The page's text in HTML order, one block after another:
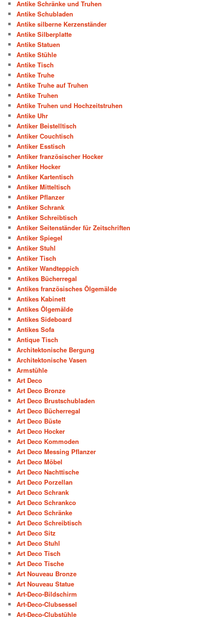
Antike Schränke und Truhen
Antike Schubladen
Antike silberne Kerzenständer
Antike Silberplatte
Antike Statuen
Antike Stühle
Antike Tisch
Antike Truhe
Antike Truhe auf Truhen
Antike Truhen
Antike Truhen und Hochzeitstruhen
Antike Uhr
Antiker Beistelltisch
Antiker Couchtisch
Antiker Esstisch
Antiker französischer Hocker
Antiker Hocker
Antiker Kartentisch
Antiker Mitteltisch
Antiker Pflanzer
Antiker Schrank
Antiker Schreibtisch
Antiker Seitenständer für Zeitschriften
Antiker Spiegel
Antiker Stuhl
Antiker Tisch
Antiker Wandteppich
Antikes Bücherregal
Antikes französisches Ölgemälde
Antikes Kabinett
Antikes Ölgemälde
Antikes Sideboard
Antikes Sofa
Antique Tisch
Architektonische Bergung
Architektonische Vasen
Armstühle
Art Deco
Art Deco Bronze
Art Deco Brustschubladen
Art Deco Bücherregal
Art Deco Büste
Art Deco Hocker
Art Deco Kommoden
Art Deco Messing Pflanzer
Art Deco Möbel
Art Deco Nachttische
Art Deco Porzellan
Art Deco Schrank
Art Deco Schrankco
Art Deco Schränke
Art Deco Schreibtisch
Art Deco Sitz
Art Deco Stuhl
Art Deco Tisch
Art Deco Tische
Art Nouveau Bronze
Art Nouveau Statue
Art-Deco-Bildschirm
Art-Deco-Clubsessel
Art-Deco-Clubstühle